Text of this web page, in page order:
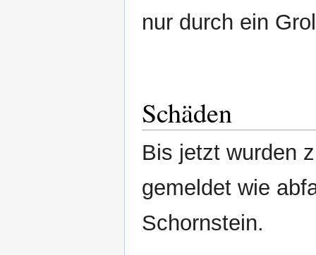
nur durch ein
Schäden
Bis jetzt wurden
gemeldet wie
Schornstein.